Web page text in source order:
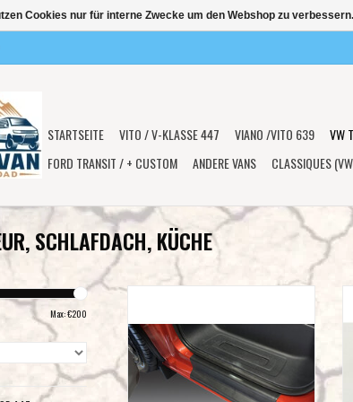
STARTSEITE VITO / V-KLASSE 447 VIANO /VITO 639 VW
FORD TRANSIT / + CUSTOM
ANDERE VANS CLASSIQUES
SCHLAFDACH, KÜCHE
Max: €200
, Paar (links und rechts), schwarz
ZUM WARENKORB HINZUFÜGEN
Cookies nur für interne Zwecke um den Webshop zu